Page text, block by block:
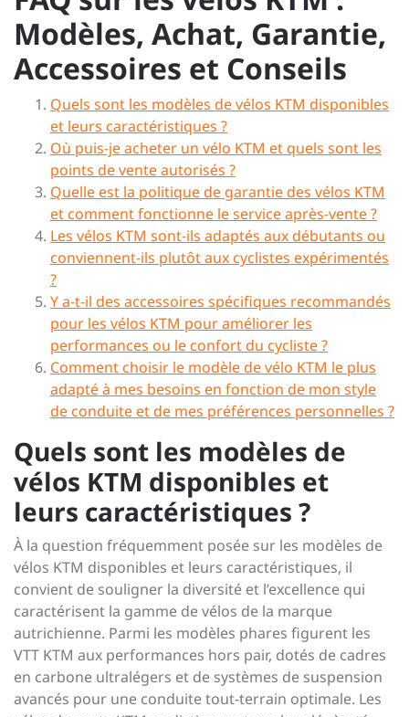
Modèles, Achat, Garantie,
Accessoires et Conseils
Quels sont les modèles de vélos KTM disponibles
et leurs caractéristiques ?
Où puis-je acheter un vélo KTM et quels sont les
points de vente autorisés ?
Quelle est la politique de garantie des vélos KTM
et comment fonctionne le service après-vente ?
Les vélos KTM sont-ils adaptés aux débutants ou
conviennent-ils plutôt aux cyclistes expérimentés
?
Y a-t-il des accessoires spécifiques recommandés
pour les vélos KTM pour améliorer les
performances ou le confort du cycliste ?
Comment choisir le modèle de vélo KTM le plus
adapté à mes besoins en fonction de mon style
de conduite et de mes préférences personnelles ?
Quels sont les modèles de
vélos KTM disponibles et
leurs caractéristiques ?
À la question fréquemment posée sur les modèles de
vélos KTM disponibles et leurs caractéristiques, il
convient de souligner la diversité et l’excellence qui
caractérisent la gamme de vélos de la marque
autrichienne. Parmi les modèles phares figurent les
VTT KTM aux performances hors pair, dotés de cadres
en carbone ultralégers et de systèmes de suspension
avancés pour une conduite tout-terrain optimale. Les